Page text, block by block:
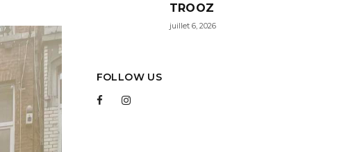
TROOZ
juillet 6, 2026
FOLLOW US